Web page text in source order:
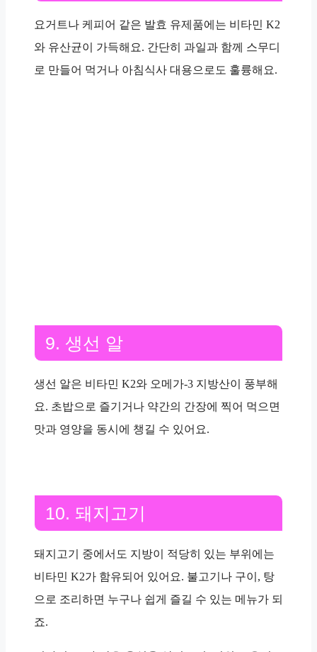
요거트나 케피어 같은 발효 유제품에는 비타민 K2
와 유산균이 가득해요. 간단히 과일과 함께 스무디
로 만들어 먹거나 아침식사 대용으로도 훌륭해요.
9. 생선 알
생선 알은 비타민 K2와 오메가-3 지방산이 풍부해
요. 초밥으로 즐기거나 약간의 간장에 찍어 먹으면
맛과 영양을 동시에 챙길 수 있어요.
10. 돼지고기
돼지고기 중에서도 지방이 적당히 있는 부위에는
비타민 K2가 함유되어 있어요. 불고기나 구이, 탕
으로 조리하면 누구나 쉽게 즐길 수 있는 메뉴가 되
죠.